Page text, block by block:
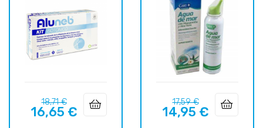
Precio
regular
18,71 €Precio
16,65 €
Precio
regular
17,59 €Precio
14,95 €